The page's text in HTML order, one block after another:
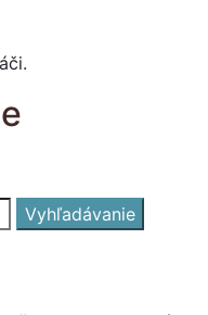
Vyhľadávanie